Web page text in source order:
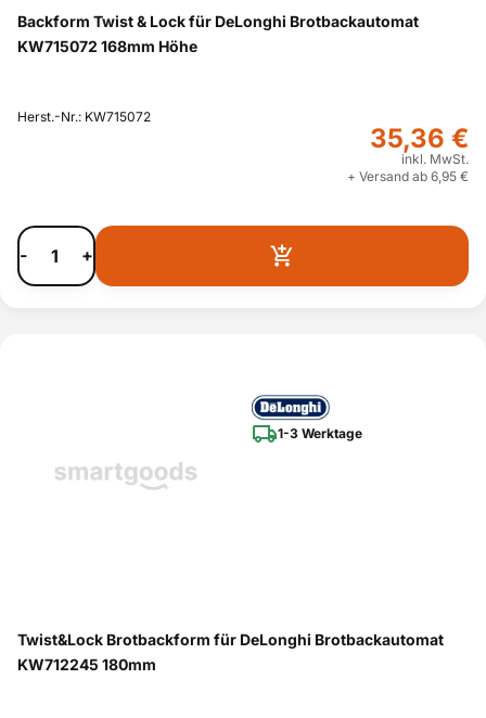
Backform Twist & Lock für DeLonghi Brotbackautomat
KW715072 168mm Höhe
Herst.-Nr.: KW715072
35,36 €
inkl. MwSt.
+ Versand ab 6,95 €
- +
1-3 Werktage
Twist&Lock Brotbackform für DeLonghi Brotbackautomat
KW712245 180mm